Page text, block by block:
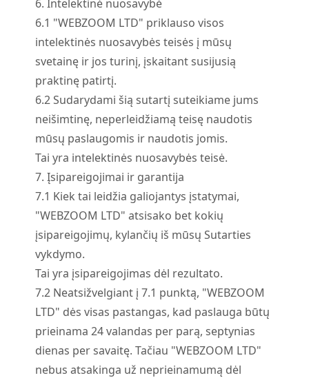
6. Intelektinė nuosavybė
6.1 "WEBZOOM LTD" priklauso visos
intelektinės nuosavybės teisės į mūsų
svetainę ir jos turinį, įskaitant susijusią
praktinę patirtį.
6.2Sudarydami šią sutartį suteikiame jums
neišimtinę, neperleidžiamą teisę naudotis
mūsų paslaugomis ir naudotis jomis.
Tai yra intelektinės nuosavybės teisė.
7. Įsipareigojimai ir garantija
7.1 Kiek tai leidžia galiojantys įstatymai,
"WEBZOOM LTD" atsisako bet kokių
įsipareigojimų, kylančių iš mūsų Sutarties
vykdymo.
Tai yra įsipareigojimas dėl rezultato.
7.2Neatsižvelgiant į 7.1 punktą, "WEBZOOM
LTD" dės visas pastangas, kad paslauga būtų
prieinama 24 valandas per parą, septynias
dienas per savaitę. Tačiau "WEBZOOM LTD"
nebus atsakinga už neprieinamumą dėl